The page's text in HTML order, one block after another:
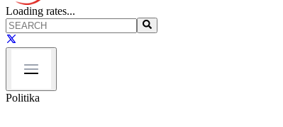
Loading rates...
Politika